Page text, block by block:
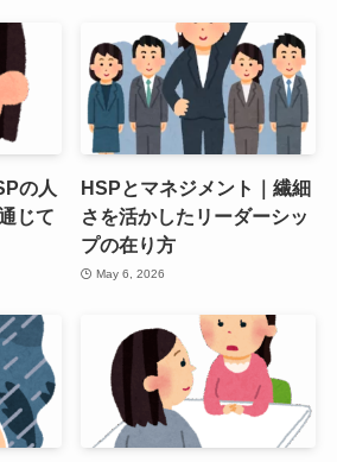
の人
じて
HSPとマネジメント｜繊細
さを活かしたリーダーシッ
プの在り方
May 6, 2026